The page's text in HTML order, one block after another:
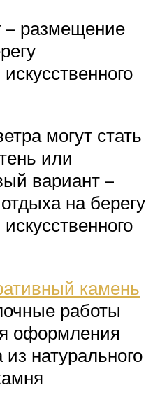
– размещение
могут стать
или
вариант –
на берегу
камень
работы
оформления
натурального